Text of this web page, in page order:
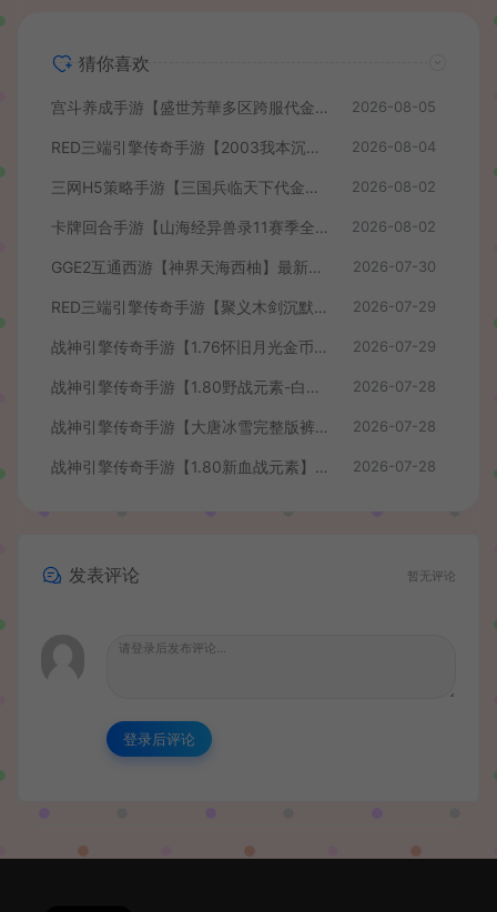
猜你喜欢
宫斗养成手游【盛世芳華多区跨服代金券本地优化版】最新整理单机一键即玩端+Linux手工服务端+CDK授权后台+安卓+详细搭建教程 2026-08-05
RED三端引擎传奇手游【2003我本沉默】最新整理Win系服务端+安卓苹果PC三端+详细搭建教程 2026-08-04
三网H5策略手游【三国兵临天下代金券内购七合修复版】最新整理单机一键即玩镜像端+Linux手工服务端+管理后台+GM授权后台+简易安卓客户端+详细搭建教程+视频教程 2026-08-02
卡牌回合手游【山海经异兽录11赛季全人物代金券内购版】最新整理WIN系服务端+授权GM后台+管理后台+热更修改工具+安卓+详细搭建教程 2026-08-02
GGE2互通西游【神界天海西柚】最新整理Win系服务端+安卓苹果PC三端+内置GM工具+全套源码+详细搭建教程+视频教程 2026-07-30
RED三端引擎传奇手游【聚义木剑沉默高仿嘟嘟沉默】最新整理Win系服务端+安卓苹果PC三端+详细搭建教程 2026-07-29
战神引擎传奇手游【1.76怀旧月光金币版】最新整理Win系复古服务端+安卓苹果双端+GM授权物品后台+详细搭建教程 2026-07-29
战神引擎传奇手游【1.80野战元素-白猪7.2免授权】最新整理Win系特色服务端+安卓+GM授权物品后台+详细搭建教程 2026-07-28
战神引擎传奇手游【大唐冰雪完整版裤衩7.0免授权】最新整理Win系特色服务端+GM授权后台+安卓苹果双端+详细搭建教程 2026-07-28
战神引擎传奇手游【1.80新血战元素】最新整理Win系特色服务端+安卓+GM授权物品后台+详细搭建教程 2026-07-28
发表评论 暂无评论
登录后评论